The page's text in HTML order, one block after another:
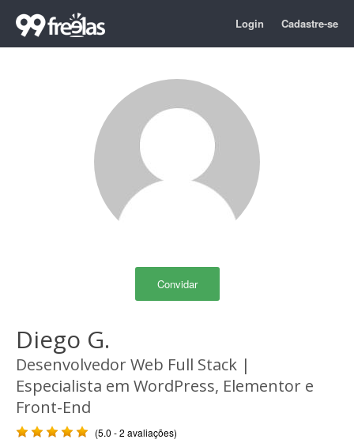
Login Cadastre-se
Convidar
Diego G.
Desenvolvedor Web Full Stack |
Especialista em WordPress, Elementor e
Front-End
(5.0 - 2 avaliações)